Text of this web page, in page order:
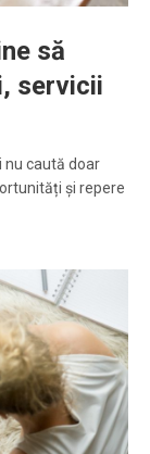
să
servicii
nu caută doar
și repere